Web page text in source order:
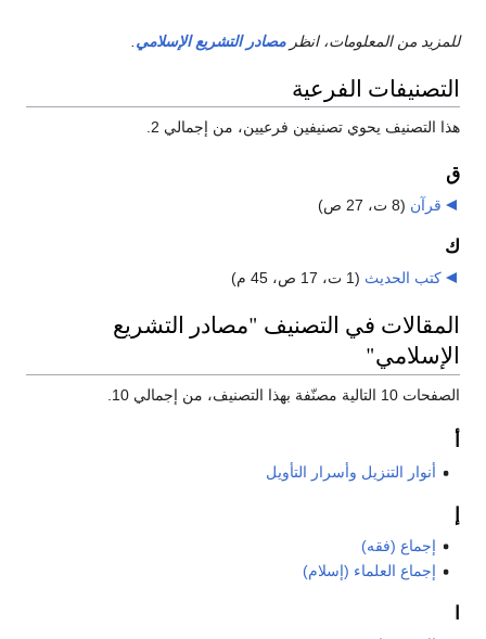
للمزيد من المعلومات، انظرمصادر التشريع الإسلامي
التصنيفات الفرعية
هذا التصنيف يحوي تصنيفين فرعيين، من إجمالي 2.
ق
قرآن (8 ت، 27 ص)
ك
كتب الحديث (1 ت، 17 ص، 45 م)
المقالات في التصنيف "مصادر التشريع
الإسلامي"
الصفحات 10 التالية مصنّفة بهذا التصنيف، من إجمالي 10.
أنوار التنزيل وأسرار التأويل
إجماع (فقه)
إجماع العلماء (إسلام)